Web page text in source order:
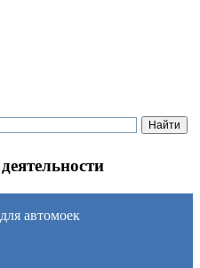
автомоек